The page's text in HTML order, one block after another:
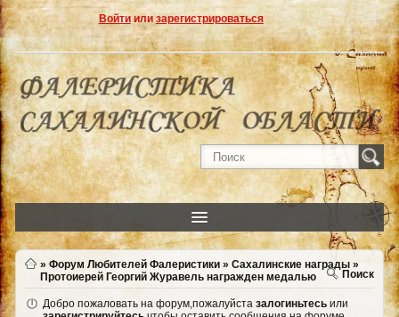
Войтиили зарегистрироваться
» Форум Любителей Фалеристики» Сахалинские награды»
Протоиерей Георгий Журавель награжден медалью
Поиск
Добро пожаловать на форум,пожалуйста залогиньтесьили